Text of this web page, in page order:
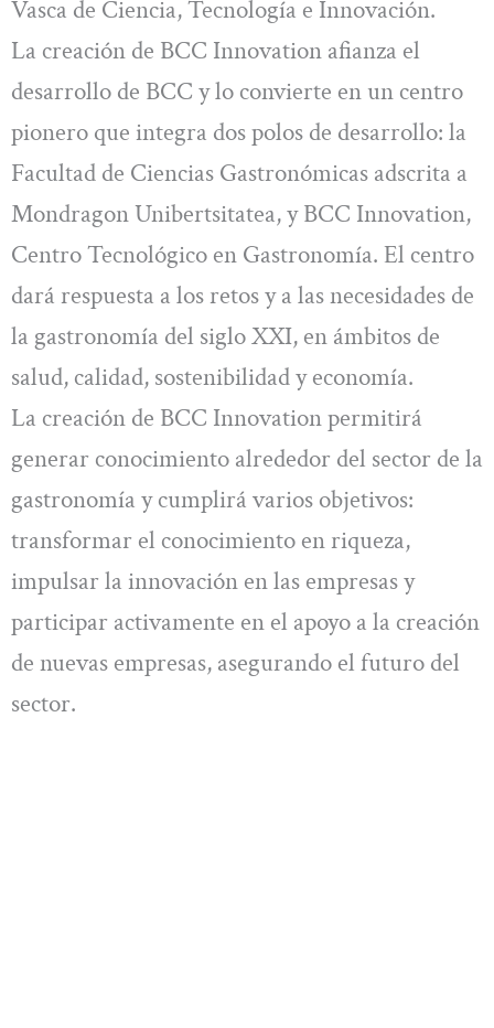
Vasca de Ciencia, Tecnología e Innovación.
La creación de BCC Innovation afianza el
desarrollo de BCC y lo convierte en un centro
pionero que integra dos polos de desarrollo: la
Facultad de Ciencias Gastronómicas adscrita a
Mondragon Unibertsitatea, y BCC Innovation,
Centro Tecnológico en Gastronomía. El centro
dará respuesta a los retos y a las necesidades de
la gastronomía del siglo XXI, en ámbitos de
salud, calidad, sostenibilidad y economía.
La creación de BCC Innovation permitirá
generar conocimiento alrededor del sector de la
gastronomía y cumplirá varios objetivos:
transformar el conocimiento en riqueza,
impulsar la innovación en las empresas y
participar activamente en el apoyo a la creación
de nuevas empresas, asegurando el futuro del
sector.